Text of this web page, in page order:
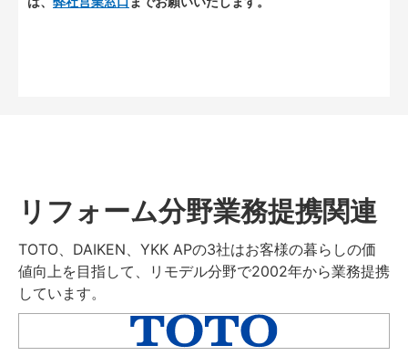
リフォーム分野業務提携関連
TOTO、DAIKEN、YKK APの3社はお客様の暮らしの価
値向上を目指して、リモデル分野で2002年から業務提携
しています。